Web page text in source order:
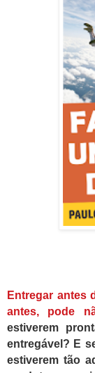
Entregar antes
antes, pode
estiverem
entregável? E
estiverem tão